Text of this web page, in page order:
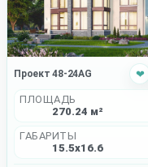
Проект 48-24AG ❤
ПЛОЩАДЬ
270.24 м²
ГАБАРИТЫ
15.5x16.6